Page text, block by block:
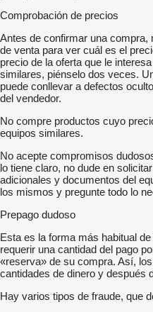
Comprobación de precios
Antes de confirmar una compra,
de venta para ver cuál es el
precio de la oferta que le
similares, piénselo dos veces.
puede conllevar a defectos
del vendedor.
No compre productos cuyo
equipos similares.
No acepte compromisos
lo tiene claro, no dude en
adicionales y documentos del
los mismos y pregunte todo lo
Prepago dudoso
Esta es la forma más habitual
requerir una cantidad del pago
«reserva» de su compra. Así,
cantidades de dinero y después
Hay varios tipos de fraude, que